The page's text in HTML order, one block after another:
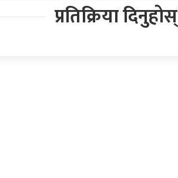
प्रतिक्रिया दिनुहोस्